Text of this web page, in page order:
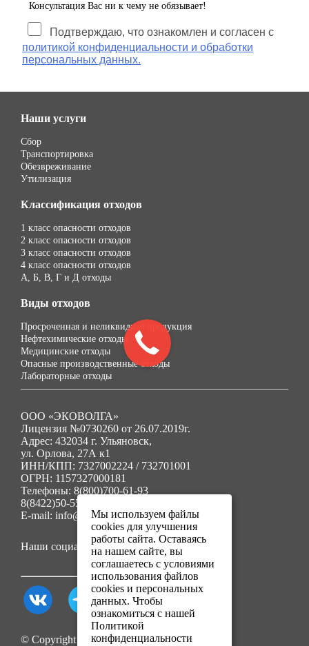
Консультация Вас ни к чему не обязывает!
Подтверждаю, что ознакомлен и согласен с
политикой конфиденциальности и обработки
персональных данных.
Наши услуги
Сбор
Транспортировка
Обезвреживание
Утилизация
Классификация отходов
1 класс опасности отходов
2 класс опасности отходов
3 класс опасности отходов
4 класс опасности отходов
А, Б, В, Г и Д отходы
Виды отходов
Просроченная и неликвидная продукция
Нефтехимические отходы
Медицинские отходы
Опасные производственные отходы
Лабораторные отходы
ООО «ЭКОВОЛГА»
Лицензия №0730260 от 26.07.2019г.
Адрес: 432034 г. Ульяновск,
ул. Орлова, 27А к1
ИНН/КПП: 7327002224 / 732701001
ОГРН: 1157327000181
Телефоны: 8(800)700-61-93
8(8422)50-55-91
E-mail: info@ecovolga73.ru
Наши социальные сети:
© Copyright 2025. Все права защищены.
Мы используем файлы
cookies для улучшения
работы сайта. Оставаясь
на нашем сайте, вы
соглашаетесь с условиями
использования файлов
cookies и персональных
данных. Чтобы
ознакомиться с нашей
Политикой
конфиденциальности